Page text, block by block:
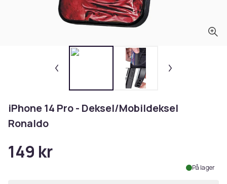
iPhone 14 Pro - Deksel/Mobildeksel
Ronaldo
149 kr
På lager